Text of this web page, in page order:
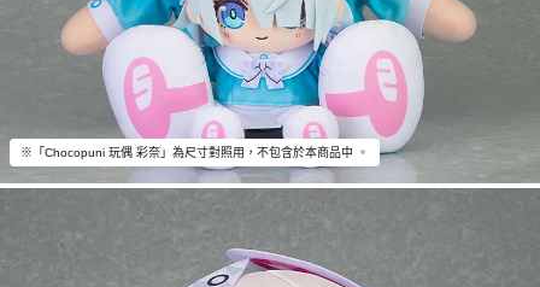
※「Chocopuni 玩偶 彩奈」為尺寸對照用，不包含於本商品中 。